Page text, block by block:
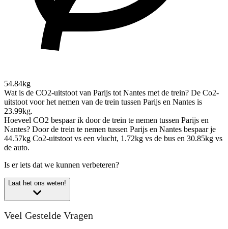
54.84kg
Wat is de CO2-uitstoot van Parijs tot Nantes met de trein? De Co2-
uitstoot voor het nemen van de trein tussen Parijs en Nantes is
23.99kg.
Hoeveel CO2 bespaar ik door de trein te nemen tussen Parijs en
Nantes? Door de trein te nemen tussen Parijs en Nantes bespaar je
44.57kg Co2-uitstoot vs een vlucht, 1.72kg vs de bus en 30.85kg vs
de auto.
Is er iets dat we kunnen verbeteren?
Laat het ons weten!
Veel Gestelde Vragen